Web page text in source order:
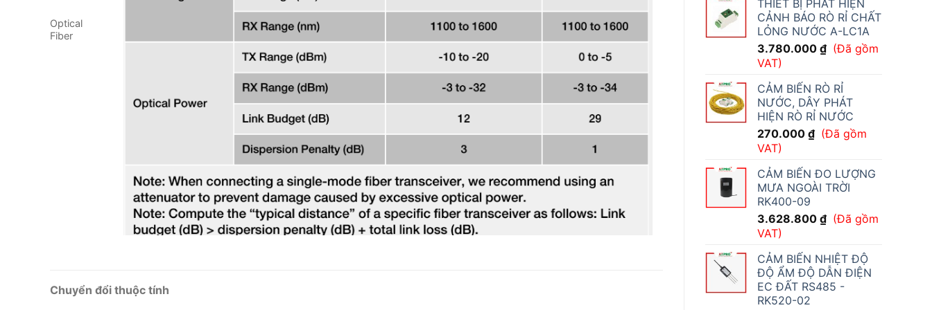
THIẾT BỊ PHÁT HIỆN
CẢNH BÁO RÒ RỈ CHẤT
LỎNG NƯỚC A-LC1A
3.780.000 ₫ (Đã gồm
VAT)
CẢM BIẾN RÒ RỈ
NƯỚC, DÂY PHÁT
HIỆN RÒ RỈ NƯỚC
270.000 ₫ (Đã gồm
VAT)
CẢM BIẾN ĐO LƯỢNG
MƯA NGOÀI TRỜI
RK400-09
3.628.800 ₫ (Đã gồm
VAT)
CẢM BIẾN NHIỆT ĐỘ
ĐỘ ẨM ĐỘ DẪN ĐIỆN
EC ĐẤT RS485 -
RK520-02
Optical
Fiber
Chuyển đổi thuộc tính